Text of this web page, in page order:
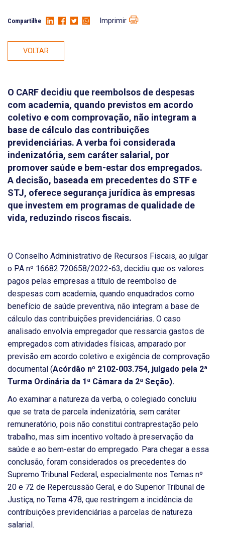
Compartilhe Imprimir
VOLTAR
O CARF decidiu que reembolsos de despesas
com academia, quando previstos em acordo
coletivo e com comprovação, não integram a
base de cálculo das contribuições
previdenciárias. A verba foi considerada
indenizatória, sem caráter salarial, por
promover saúde e bem-estar dos empregados.
A decisão, baseada em precedentes do STF e
STJ, oferece segurança jurídica às empresas
que investem em programas de qualidade de
vida, reduzindo riscos fiscais.
O Conselho Administrativo de Recursos Fiscais, ao julgar
o PA nº 16682.720658/2022-63, decidiu que os valores
pagos pelas empresas a título de reembolso de
despesas com academia, quando enquadrados como
benefício de saúde preventiva, não integram a base de
cálculo das contribuições previdenciárias. O caso
analisado envolvia empregador que ressarcia gastos de
empregados com atividades físicas, amparado por
previsão em acordo coletivo e exigência de comprovação
documental (Acórdão nº 2102-003.754, julgado pela 2ª
Turma Ordinária da 1ª Câmara da 2ª Seção).
Ao examinar a natureza da verba, o colegiado concluiu
que se trata de parcela indenizatória, sem caráter
remuneratório, pois não constitui contraprestação pelo
trabalho, mas sim incentivo voltado à preservação da
saúde e ao bem-estar do empregado. Para chegar a essa
conclusão, foram considerados os precedentes do
Supremo Tribunal Federal, especialmente nos Temas nº
20 e 72 de Repercussão Geral, e do Superior Tribunal de
Justiça, no Tema 478, que restringem a incidência de
contribuições previdenciárias a parcelas de natureza
salarial.